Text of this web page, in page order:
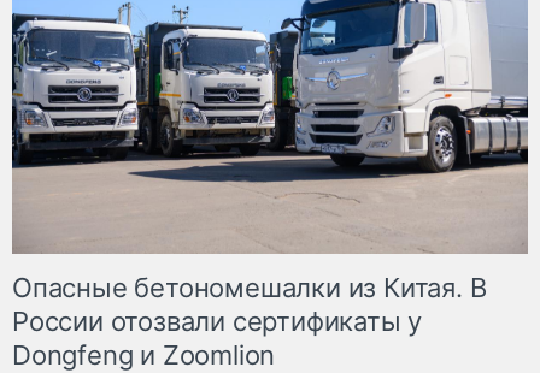
Опасные бетономешалки из Китая. В
России отозвали сертификаты у
Dongfeng и Zoomlion